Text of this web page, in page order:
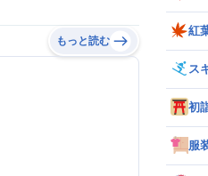
もっと読む
紅
ス
初
服